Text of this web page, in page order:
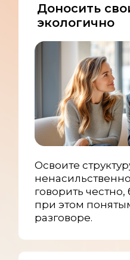
Доносить
экологично
Освоите
говорить
при этом
разговоре.